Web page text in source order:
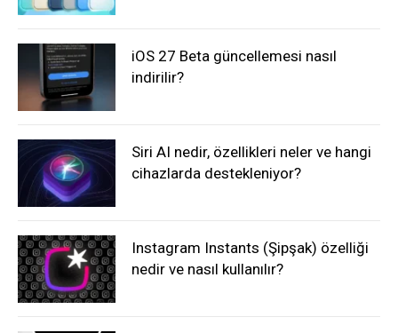
iOS 27 Beta güncellemesi nasıl
indirilir?
Siri AI nedir, özellikleri neler ve hangi
cihazlarda destekleniyor?
Instagram Instants (Şipşak) özelliği
nedir ve nasıl kullanılır?